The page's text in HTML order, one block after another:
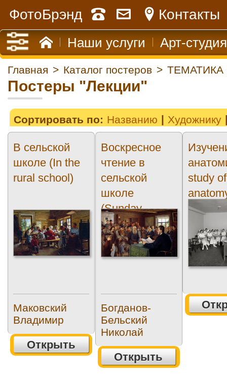
ФотоБрэнд Контакты
Наши услуги Арт-студия
Главная > Каталог постеров > ТЕМАТИКА
Постеры "Лекции"
Сортировать по: Названию Художнику
В сельской
школе (In the
rural school)
Маковский
Владимир
Открыть
Воскресное
чтение в
сельской
школе
(Sunday
reading...
Богданов-
Бельский
Николай
Открыть
study of